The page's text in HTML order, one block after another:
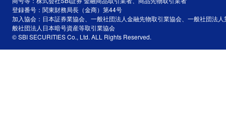
登録番号：関東財務局長（金商）第44号
加入協会：日本証券業協会、一般社団法人金融先物取引業協会、一般社団法
般社団法人日本暗号資産等取引業協会
© SBI SECURITIES Co., Ltd. ALL Rights Reserved.